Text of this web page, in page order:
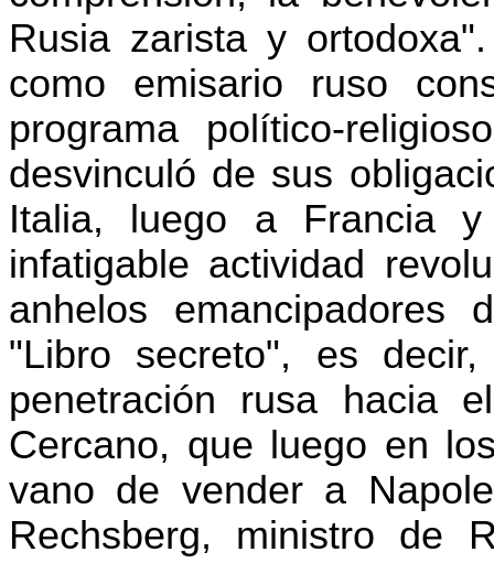
Rusia zarista y
como emisario ruso
programa político-
desvinculó de sus
Italia, luego a Francia
infatigable actividad
anhelos emancipadores
"Libro secreto", es
penetración rusa hacia
Cercano, que luego en
vano de vender a
Rechsberg, ministro de